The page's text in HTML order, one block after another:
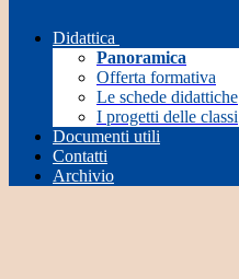
Didattica
Panoramica
Offerta formativa
Le schede didattiche
I progetti delle classi
Documenti utili
Contatti
Archivio